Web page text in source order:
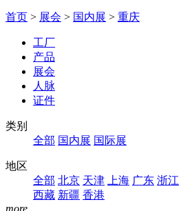
首页 > 展会 > 国内展 > 重庆
工厂
产品
展会
人脉
证件
类别
全部 国内展 国际展
地区
全部 北京 天津 上海 广东 浙江
西藏 新疆 香港
more